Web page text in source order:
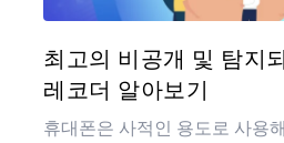
최고의 비공개 및 탐지
레코더 알아보기
휴대폰은 사적인 용도로 사용